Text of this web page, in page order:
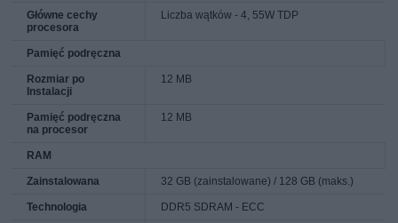
Główne cechy
procesora
Liczba wątków - 4, 55W TDP
Pamięć podręczna
Rozmiar po
Instalacji
12 MB
Pamięć podręczna
na procesor
12 MB
RAM
Zainstalowana 32 GB (zainstalowane) / 128 GB (maks.)
Technologia DDR5 SDRAM - ECC